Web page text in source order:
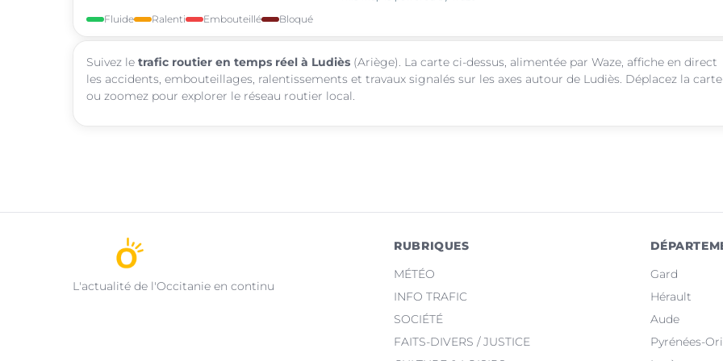
Fluide Ralenti Embouteillé Bloqué
Suivez le trafic routier en temps réel à Ludiès (Ariège). La carte ci-dessus, alimentée par Waze, affiche en direct
les accidents, embouteillages, ralentissements et travaux signalés sur les axes autour de Ludiès. Déplacez la carte
ou zoomez pour explorer le réseau routier local.
L'actualité de l'Occitanie en continu
RUBRIQUES
MÉTÉO
INFO TRAFIC
SOCIÉTÉ
FAITS-DIVERS / JUSTICE
Gard
Hérault
Aude
Pyrénées-